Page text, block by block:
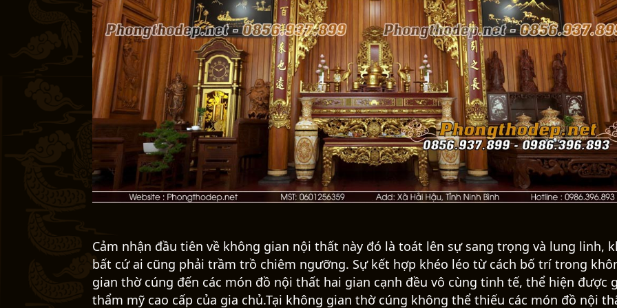
Cảm nhận đầu tiên về không gian nội thất này đó là toát lên sự sang trọng và lung linh,
bất cứ ai cũng phải trầm trồ chiêm ngưỡng. Sự kết hợp khéo léo từ cách bố trí trong
gian thờ cúng đến các món đồ nội thất hai gian cạnh đều vô cùng tinh tế, thể hiện được
thẩm mỹ cao cấp của gia chủ.Tại không gian thờ cúng không thể thiếu các món đồ nội